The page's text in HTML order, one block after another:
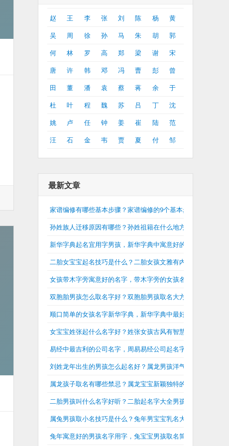
赵 王 李 张 刘 陈 杨
黄
吴
周 徐 孙 马 朱 胡
郭
何
林 罗 高 郑 梁 谢
宋
唐
许 韩 邓 冯 曹 彭
曾
田
董 潘 袁 蔡 蒋 余
于
杜
叶 程 魏 苏 吕 丁
沈
姚
卢 任 钟 姜 崔 陆
范
汪
石 金 韦 贾 夏 付 邹
最新文章
家谱编修有哪些基本步骤？家谱编修的9个基本步骤介绍
孙姓族人迁移原因有哪些？孙姓祖籍在什么地方？
新华字典起名宜用字男孩，新华字典中寓意好的男孩名字
二胎女宝宝起名技巧是什么？二胎女孩文雅有内涵的名字
女孩带木字旁寓意好的名字，带木字旁的女孩名字大全兔年
双胞胎男孩怎么取名字好？双胞胎男孩取名大方洋气
顺口简单的女孩名字新华字典，新华字典中最好的女孩名字大
女宝宝姓张起什么名字好？姓张女孩古风有智慧的名字
易经中最吉利的公司名字，周易易经公司起名字大全
刘姓龙年出生的男孩怎么起名好？属龙男孩洋气有内涵的刘姓
属龙孩子取名有哪些禁忌？属龙宝宝新颖独特的名字
二胎男孩叫什么名字好听？二胎起名字大全男孩
属兔男孩取小名技巧是什么？兔年男宝宝乳名大全
兔年寓意好的男孩名字用字，兔宝宝男孩取名简单大气